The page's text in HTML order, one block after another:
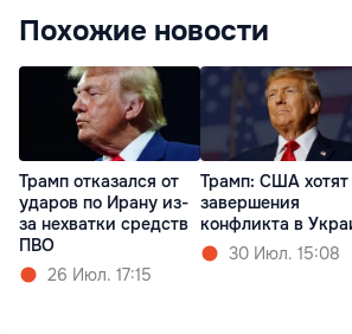
Похожие новости
Трамп отказался от
ударов по Ирану из-
за нехватки средств
ПВО
26 Июл. 17:15
Трамп: США хотят
завершения
конфликта в
30 Июл. 15:08